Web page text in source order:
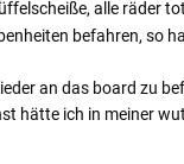
alle räder
befahren, so
an das board zu
hätte ich in meiner